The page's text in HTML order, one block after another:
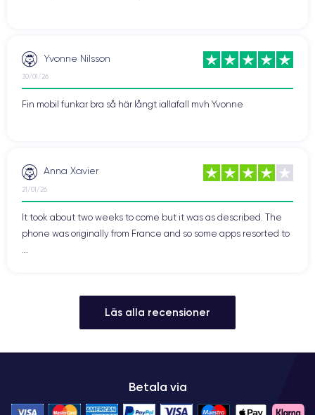
Yvonne Nilsson
30/01/26
Fin mobil funkar bra så här långt iallafall mvh Yvonne
Anna Xavier
21/01/26
It took about two weeks to come but it was as described. The
phone was originally from France and so some apps resorted to
Läs alla recensioner
Betala via